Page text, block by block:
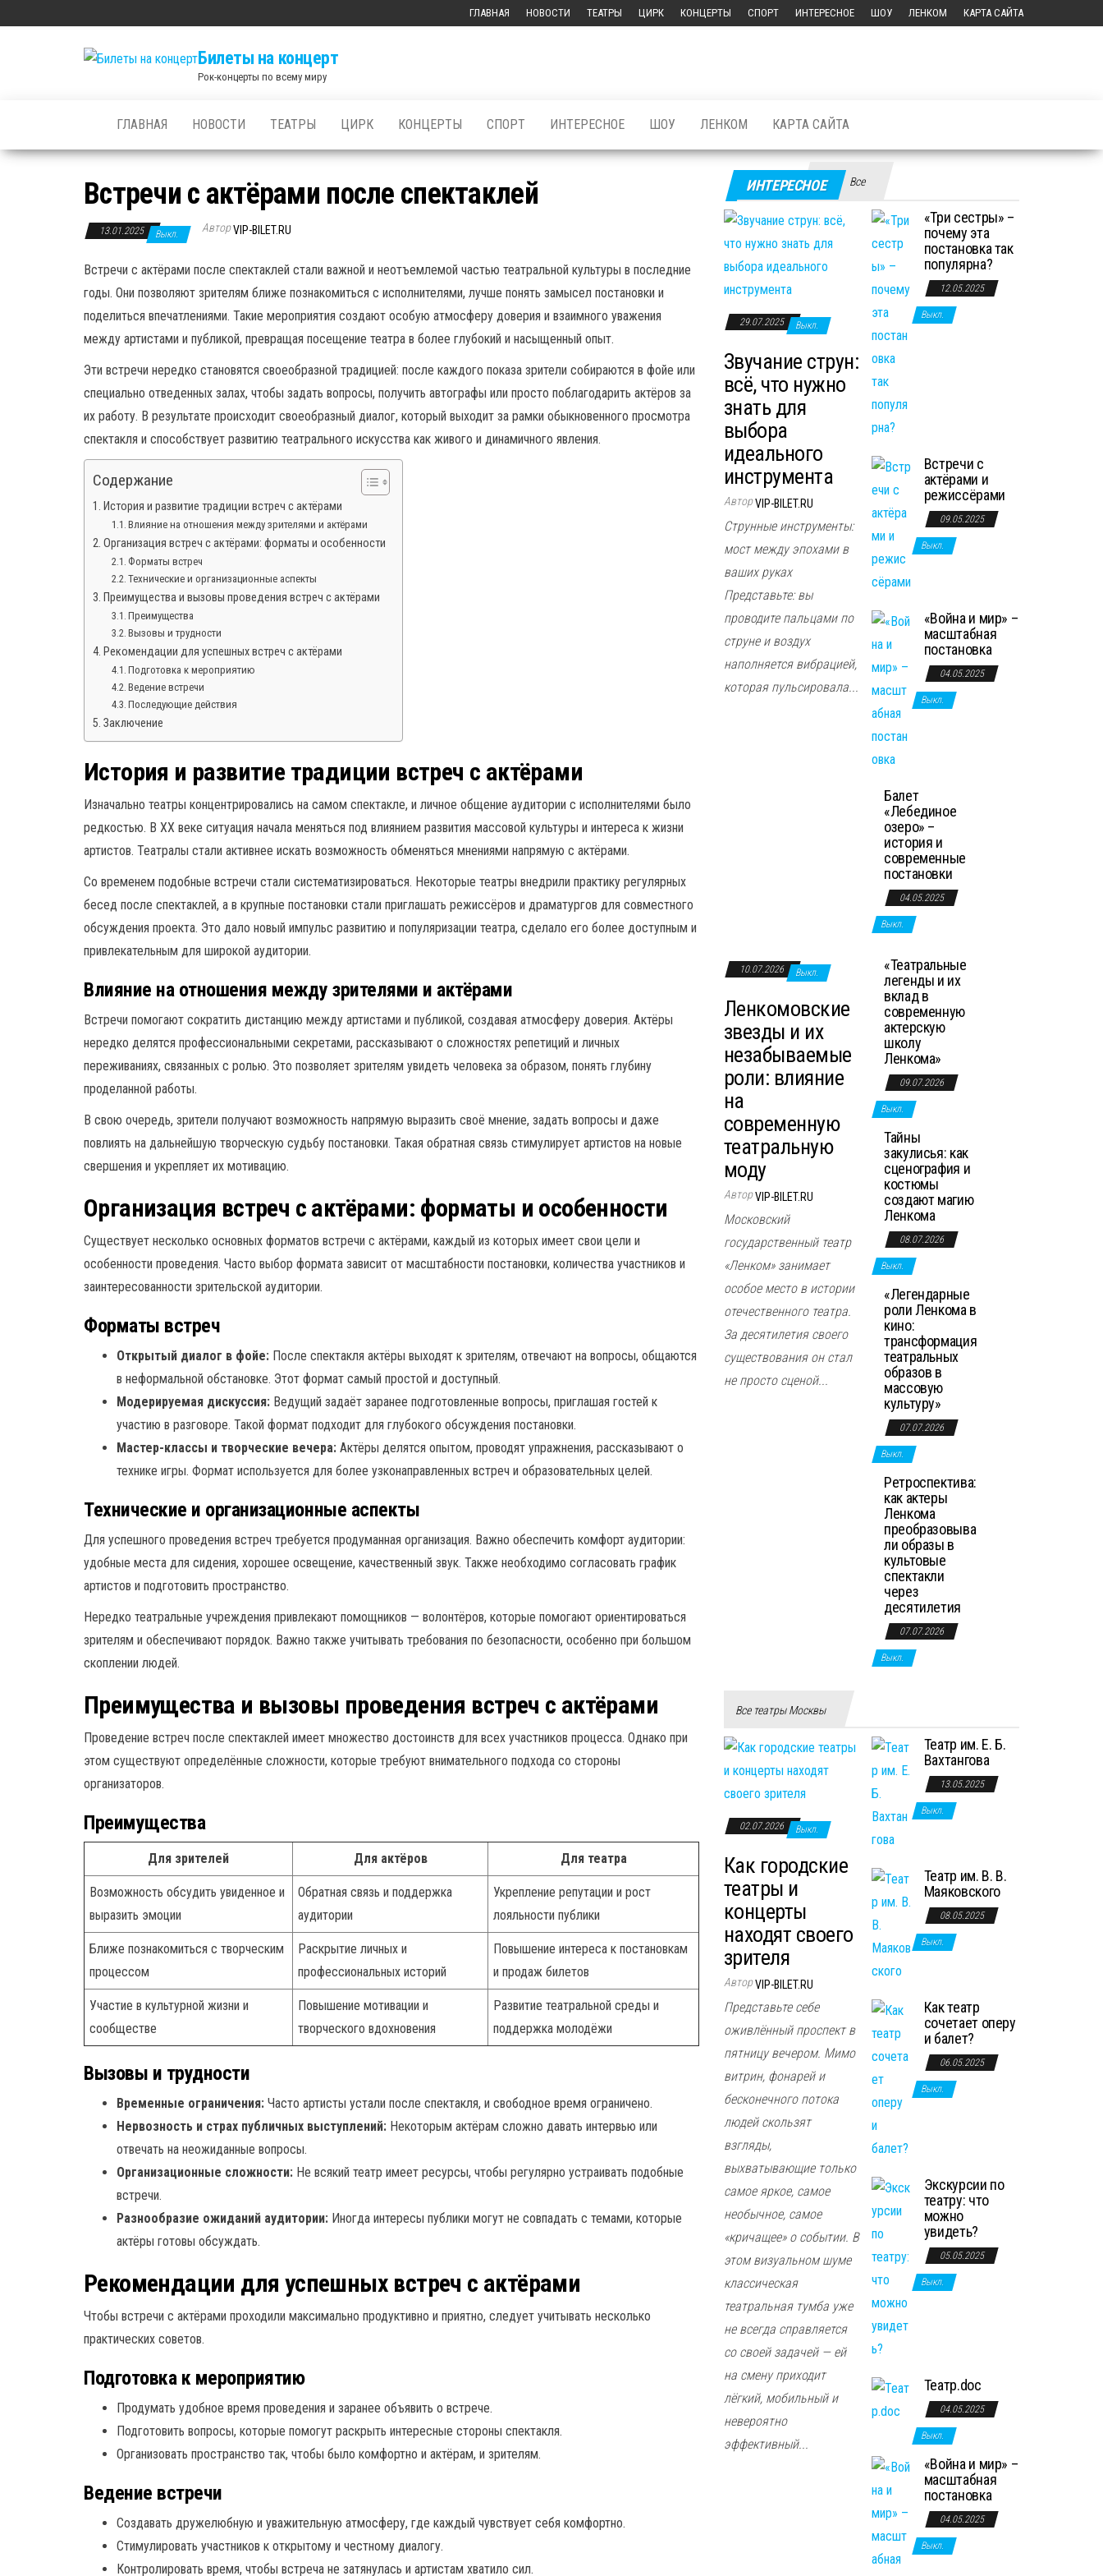
ГЛАВНАЯ НОВОСТИ ТЕАТРЫ ЦИРК КОНЦЕРТЫ СПОРТ ИНТЕРЕСНОЕ ШОУ ЛЕНКОМ КАРТА САЙТА
Билеты на концерт
Рок-концерты по всему миру
ГЛАВНАЯ НОВОСТИ ТЕАТРЫ ЦИРК КОНЦЕРТЫ СПОРТ ИНТЕРЕСНОЕ ШОУ ЛЕНКОМ КАРТА САЙТА
Встречи с актёрами после спектаклей
13.01.2025 Выкл. АвторVIP-BILET.RU
Встречи с актёрами после спектаклей стали важной и неотъемлемой частью театральной культуры в последние
годы. Они позволяют зрителям ближе познакомиться с исполнителями, лучше понять замысел постановки и
поделиться впечатлениями. Такие мероприятия создают особую атмосферу доверия и взаимного уважения
между артистами и публикой, превращая посещение театра в более глубокий и насыщенный опыт.
Эти встречи нередко становятся своеобразной традицией: после каждого показа зрители собираются в фойе или
специально отведенных залах, чтобы задать вопросы, получить автографы или просто поблагодарить актёров за
их работу. В результате происходит своеобразный диалог, который выходит за рамки обыкновенного просмотра
спектакля и способствует развитию театрального искусства как живого и динамичного явления.
Содержание
История и развитие традиции встреч с актёрами
Влияние на отношения между зрителями и актёрами
Организация встреч с актёрами: форматы и особенности
Форматы встреч
Технические и организационные аспекты
Преимущества и вызовы проведения встреч с актёрами
Преимущества
Вызовы и трудности
Рекомендации для успешных встреч с актёрами
Подготовка к мероприятию
Ведение встречи
Последующие действия
Заключение
История и развитие традиции встреч с актёрами
Изначально театры концентрировались на самом спектакле, и личное общение аудитории с исполнителями было
редкостью. В XX веке ситуация начала меняться под влиянием развития массовой культуры и интереса к жизни
артистов. Театралы стали активнее искать возможность обменяться мнениями напрямую с актёрами.
Со временем подобные встречи стали систематизироваться. Некоторые театры внедрили практику регулярных
бесед после спектаклей, а в крупные постановки стали приглашать режиссёров и драматургов для совместного
обсуждения проекта. Это дало новый импульс развитию и популяризации театра, сделало его более доступным и
привлекательным для широкой аудитории.
Влияние на отношения между зрителями и актёрами
Встречи помогают сократить дистанцию между артистами и публикой, создавая атмосферу доверия. Актёры
нередко делятся профессиональными секретами, рассказывают о сложностях репетиций и личных
переживаниях, связанных с ролью. Это позволяет зрителям увидеть человека за образом, понять глубину
проделанной работы.
В свою очередь, зрители получают возможность напрямую выразить своё мнение, задать вопросы и даже
повлиять на дальнейшую творческую судьбу постановки. Такая обратная связь стимулирует артистов на новые
свершения и укрепляет их мотивацию.
Организация встреч с актёрами: форматы и особенности
Существует несколько основных форматов встречи с актёрами, каждый из которых имеет свои цели и
особенности проведения. Часто выбор формата зависит от масштабности постановки, количества участников и
заинтересованности зрительской аудитории.
Форматы встреч
Открытый диалог в фойе: После спектакля актёры выходят к зрителям, отвечают на вопросы, общаются
в неформальной обстановке. Этот формат самый простой и доступный.
Модерируемая дискуссия: Ведущий задаёт заранее подготовленные вопросы, приглашая гостей к
участию в разговоре. Такой формат подходит для глубокого обсуждения постановки.
Мастер-классы и творческие вечера: Актёры делятся опытом, проводят упражнения, рассказывают о
технике игры. Формат используется для более узконаправленных встреч и образовательных целей.
Технические и организационные аспекты
Для успешного проведения встреч требуется продуманная организация. Важно обеспечить комфорт аудитории:
удобные места для сидения, хорошее освещение, качественный звук. Также необходимо согласовать график
артистов и подготовить пространство.
Нередко театральные учреждения привлекают помощников — волонтёров, которые помогают ориентироваться
зрителям и обеспечивают порядок. Важно также учитывать требования по безопасности, особенно при большом
скоплении людей.
Преимущества и вызовы проведения встреч с актёрами
Проведение встреч после спектаклей имеет множество достоинств для всех участников процесса. Однако при
этом существуют определённые сложности, которые требуют внимательного подхода со стороны
организаторов.
Преимущества
Для зрителей Для актёров Для театра
Возможность обсудить увиденное и
выразить эмоции
Обратная связь и поддержка
аудитории
Укрепление репутации и рост
лояльности публики
Ближе познакомиться с творческим
процессом
Раскрытие личных и
профессиональных историй
Повышение интереса к постановкам
и продаж билетов
Участие в культурной жизни и
сообществе
Повышение мотивации и
творческого вдохновения
Развитие театральной среды и
поддержка молодёжи
Вызовы и трудности
Временные ограничения: Часто артисты устали после спектакля, и свободное время ограничено.
Нервозность и страх публичных выступлений: Некоторым актёрам сложно давать интервью или
отвечать на неожиданные вопросы.
Организационные сложности: Не всякий театр имеет ресурсы, чтобы регулярно устраивать подобные
встречи.
Разнообразие ожиданий аудитории: Иногда интересы публики могут не совпадать с темами, которые
актёры готовы обсуждать.
Рекомендации для успешных встреч с актёрами
Чтобы встречи с актёрами проходили максимально продуктивно и приятно, следует учитывать несколько
практических советов.
Подготовка к мероприятию
Продумать удобное время проведения и заранее объявить о встрече.
Подготовить вопросы, которые помогут раскрыть интересные стороны спектакля.
Организовать пространство так, чтобы было комфортно и актёрам, и зрителям.
Ведение встречи
Создавать дружелюбную и уважительную атмосферу, где каждый чувствует себя комфортно.
Стимулировать участников к открытому и честному диалогу.
Контролировать время, чтобы встреча не затянулась и артистам хватило сил.
ИНТЕРЕСНОЕ Все
29.07.2025 Выкл.
Звучание струн:
всё, что нужно
знать для
выбора
идеального
инструмента
АвторVIP-BILET.RU
Струнные инструменты:
мост между эпохами в
ваших руках
Представьте: вы
проводите пальцами по
струне и воздух
наполняется вибрацией,
которая пульсировала...
«Три сестры» –
почему эта
постановка так
популярна?
12.05.2025
Выкл.
Встречи с
актёрами и
режиссёрами
09.05.2025
Выкл.
«Война и мир» –
масштабная
постановка
04.05.2025
Выкл.
Балет
«Лебединое
озеро» –
история и
современные
постановки
04.05.2025
Выкл.
10.07.2026 Выкл.
Ленкомовские
звезды и их
незабываемые
роли: влияние
на
современную
театральную
моду
АвторVIP-BILET.RU
Московский
государственный театр
«Ленком» занимает
особое место в истории
отечественного театра.
За десятилетия своего
существования он стал
не просто сценой...
«Театральные
легенды и их
вклад в
современную
актерскую
школу
Ленкома»
09.07.2026
Выкл.
Тайны
закулисья: как
сценография и
костюмы
создают магию
Ленкома
08.07.2026
Выкл.
«Легендарные
роли Ленкома в
кино:
трансформация
театральных
образов в
массовую
культуру»
07.07.2026
Выкл.
Ретроспектива:
как актеры
Ленкома
преобразовыва
ли образы в
культовые
спектакли
через
десятилетия
07.07.2026
Выкл.
Все театры Москвы
02.07.2026 Выкл.
Как городские
театры и
концерты
находят своего
зрителя
АвторVIP-BILET.RU
Представьте себе
оживлённый проспект в
пятницу вечером. Мимо
витрин, фонарей и
бесконечного потока
людей скользят
взгляды,
выхватывающие только
самое яркое, самое
необычное, самое
«кричащее» о событии. В
этом визуальном шуме
классическая
театральная тумба уже
не всегда справляется
со своей задачей — ей
на смену приходит
лёгкий, мобильный и
невероятно
эффективный...
Театр им. Е. Б.
Вахтангова
13.05.2025
Выкл.
Театр им. В. В.
Маяковского
08.05.2025
Выкл.
Как театр
сочетает оперу
и балет?
06.05.2025
Выкл.
Экскурсии по
театру: что
можно
увидеть?
05.05.2025
Выкл.
Театр.doc
04.05.2025
Выкл.
«Война и мир» –
масштабная
постановка
04.05.2025
Выкл.